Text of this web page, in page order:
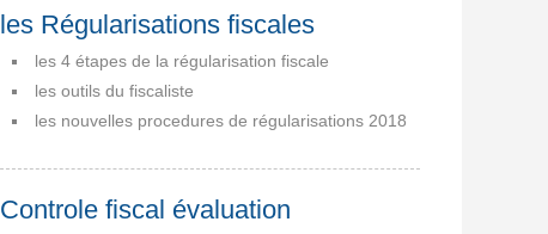
les Régularisations fiscales
les 4 étapes de la régularisation fiscale
les outils du fiscaliste
les nouvelles procedures de régularisations 2018
Controle fiscal évaluation